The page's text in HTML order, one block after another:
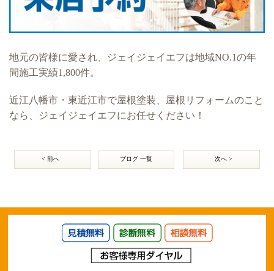
地元の皆様に愛され、ジェイジェイエフは地域NO.1の年
間施工実績1,800件。
近江八幡市・東近江市で屋根塗装、屋根リフォームのこと
なら、ジェイジェイエフにお任せください！
< 前へ ブログ 一覧 次へ >